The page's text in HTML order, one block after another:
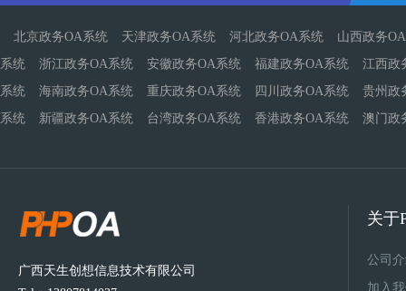
北京政务OA系统 天津政务OA系统 河北政务OA系统
山西政务
系统
浙江政务OA系统 安徽政务OA系统 福建政务OA系统
江西政
系统
海南政务OA系统 重庆政务OA系统 四川政务OA系统
贵州政
系统
新疆政务OA系统 台湾政务OA系统 香港政务OA系统 澳门政
广西天生创想信息技术有限公司
关于
公司
加入